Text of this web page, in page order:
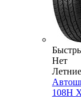
Нет
Летние
108H